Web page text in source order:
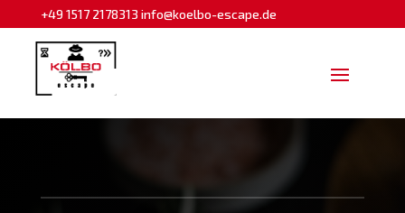
+49 1517 2178313 info@koelbo-escape.de